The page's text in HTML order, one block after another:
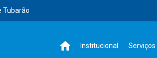
Tubarão
Institucional Serviços
Serviços